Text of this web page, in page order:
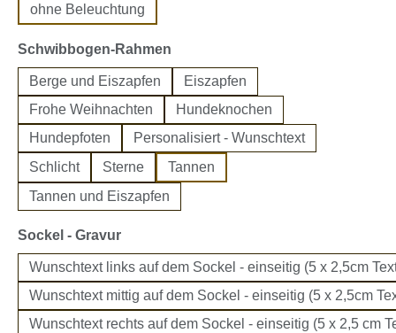
ohne Beleuchtung
Schwibbogen-Rahmen
Berge und Eiszapfen
Eiszapfen
Frohe Weihnachten
Hundeknochen
Hundepfoten
Personalisiert - Wunschtext
Schlicht
Sterne
Tannen
Tannen und Eiszapfen
Sockel - Gravurauswählen
Wunschtext links auf dem Sockel - einseitig (5 x 2,5cm
Wunschtext mittig auf dem Sockel - einseitig (5 x 2,5cm
Wunschtext rechts auf dem Sockel - einseitig (5 x 2,5 cm